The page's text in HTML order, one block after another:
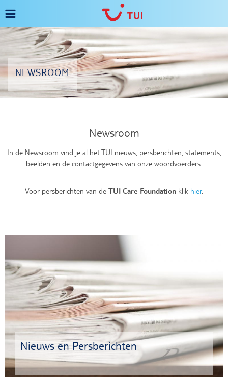
en
naar
de
inhoud
gaan
Navigatie
wisselen
NEWSROOM
Newsroom
In de Newsroom vind je al het TUI nieuws, persberichten, statements,
beelden en de contactgegevens van onze woordvoerders.
Voor persberichten van de TUI Care Foundation klik hier.
Nieuws en Persberichten